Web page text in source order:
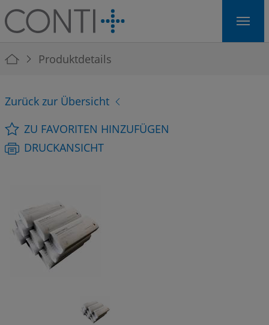
Skip to main navigation
Skip to main content
Skip to page footer
You are here:
Produktdetails
Zurück zur Übersicht
ZU FAVORITEN HINZUFÜGEN
DRUCKANSICHT